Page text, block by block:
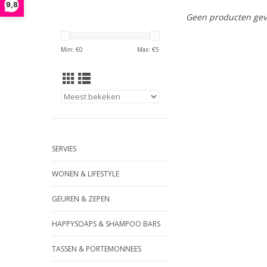
9,8
Min: €0 Max: €5
SERVIES
WONEN & LIFESTYLE
GEUREN & ZEPEN
HAPPYSOAPS & SHAMPOO BARS
TASSEN & PORTEMONNEES
Geen producten